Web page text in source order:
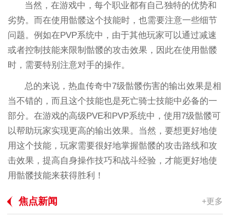
当然，在游戏中，每个职业都有自己独特的优势和
劣势。而在使用骷髅这个技能时，也需要注意一些细节
问题。例如在PVP系统中，由于其他玩家可以通过减速
或者控制技能来限制骷髅的攻击效果，因此在使用骷髅
时，需要特别注意对手的操作。
总的来说，热血传奇中7级骷髅伤害的输出效果是相
当不错的，而且这个技能也是死亡骑士技能中必备的一
部分。在游戏的高级PVE和PVP系统中，使用7级骷髅可
以帮助玩家实现更高的输出效果。当然，要想更好地使
用这个技能，玩家需要很好地掌握骷髅的攻击路线和攻
击效果，提高自身操作技巧和战斗经验，才能更好地使
用骷髅技能来获得胜利！
焦点新闻 +更多